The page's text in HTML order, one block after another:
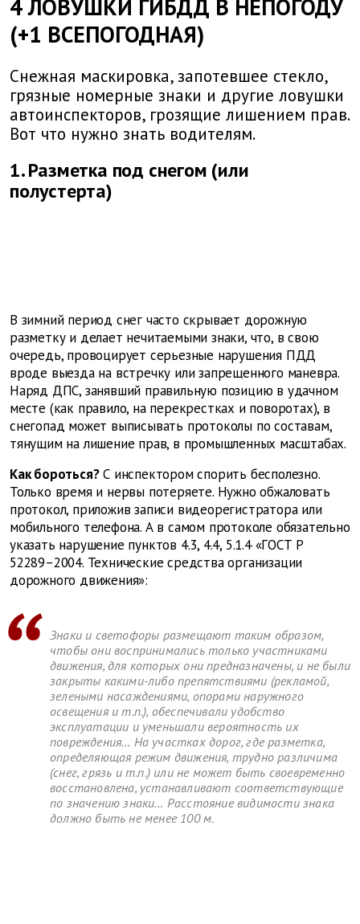
4 ЛОВУШКИ ГИБДД В НЕПОГОДУ
(+1 ВСЕПОГОДНАЯ)
Снежная маскировка, запотевшее стекло,
грязные номерные знаки и другие ловушки
автоинспекторов, грозящие лишением прав.
Вот что нужно знать водителям.
1. Разметка под снегом (или
полустерта)
В зимний период снег часто скрывает дорожную
разметку и делает нечитаемыми знаки, что, в свою
очередь, провоцирует серьезные нарушения ПДД
вроде выезда на встречку или запрещенного маневра.
Наряд ДПС, занявший правильную позицию в удачном
месте (как правило, на перекрестках и поворотах), в
снегопад может выписывать протоколы по составам,
тянущим на лишение прав, в промышленных масштабах.
Как бороться? С инспектором спорить бесполезно.
Только время и нервы потеряете. Нужно обжаловать
протокол, приложив записи видеорегистратора или
мобильного телефона. А в самом протоколе обязательно
указать нарушение пунктов 4.3, 4.4, 5.1.4 «ГОСТ Р
52289–2004. Технические средства организации
дорожного движения»:
Знаки и светофоры размещают таким образом,
чтобы они воспринимались только участниками
движения, для которых они предназначены, и не были
закрыты какими-либо препятствиями (рекламой,
зелеными насаждениями, опорами наружного
освещения и т.п.), обеспечивали удобство
эксплуатации и уменьшали вероятность их
повреждения… На участках дорог, где разметка,
определяющая режим движения, трудно различима
(снег, грязь и т.п.) или не может быть своевременно
восстановлена, устанавливают соответствующие
по значению знаки… Расстояние видимости знака
должно быть не менее 100 м.